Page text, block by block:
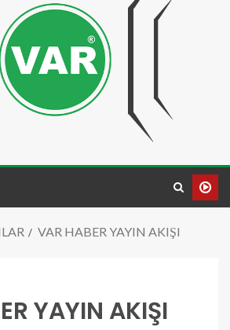
VAR HABER YAYIN AKIŞI
YAYIN AKIŞI